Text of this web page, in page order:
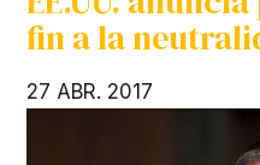
fin a la
27 ABR. 2017